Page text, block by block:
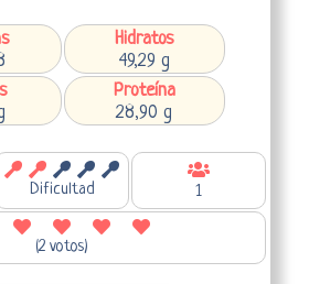
Hidratos
49,29 g
Proteína
28,90 g
Dificultad 1
(2 votos)